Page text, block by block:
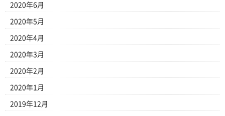
2020年6月
2020年5月
2020年4月
2020年3月
2020年2月
2020年1月
2019年12月